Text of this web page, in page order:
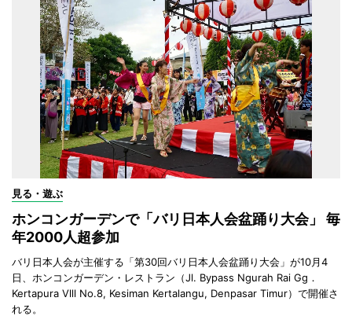
見る・遊ぶ
ホンコンガーデンで「バリ日本人会盆踊り大会」 毎
年2000人超参加
バリ日本人会が主催する「第30回バリ日本人会盆踊り大会」が10月4
日、ホンコンガーデン・レストラン（Jl. Bypass Ngurah Rai Gg．
Kertapura Vlll No.8, Kesiman Kertalangu, Denpasar Timur）で開催さ
れる。